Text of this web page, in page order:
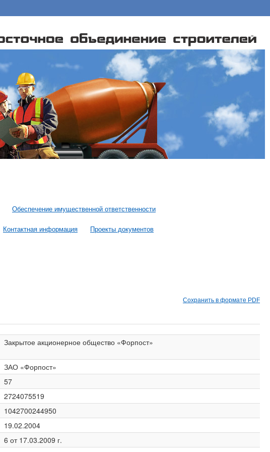
Обеспечение имущественной ответственности
Контактная информация Проекты документов
Сохранить в формате PDF
Закрытое акционерное общество «Форпост»
ЗАО «Форпост»
57
2724075519
1042700244950
19.02.2004
6 от 17.03.2009 г.